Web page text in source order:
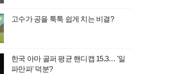
고수가 공을 툭툭 쉽게 치는 비결?
한국 아마 골퍼 평균 핸디캡 15.3… '일
파만파' 덕분?